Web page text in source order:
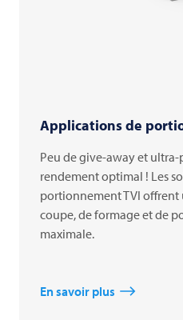
Applications de
Peu de give-away et ultra-
rendement optimal ! Les
portionnement TVI offrent
coupe, de formage et de
maximale.
En savoir plus